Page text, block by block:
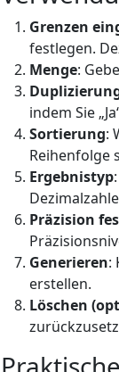
Grenzen
festlegen.
Menge:
indem Sie
Sortierung:
Reihenfolge
Ergebnistyp
Präzision
Generieren:
erstellen.
Löschen